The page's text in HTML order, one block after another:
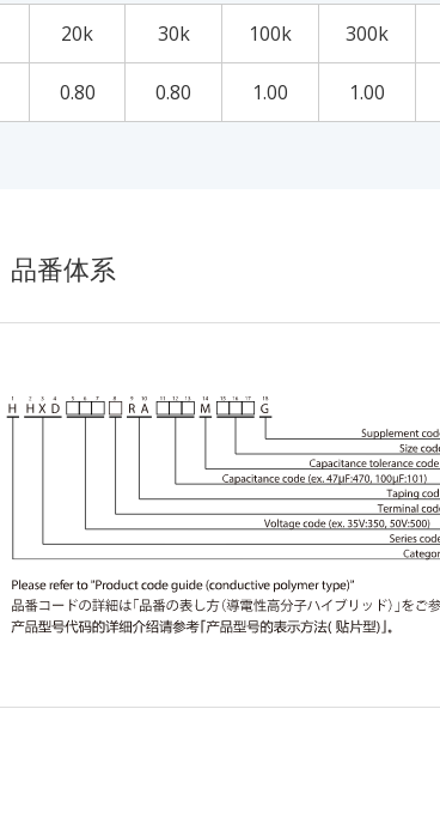
20k 30k 100k 300k
0.80 0.80 1.00 1.00
品番体系